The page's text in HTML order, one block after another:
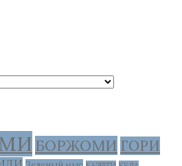
БОРЖОМИ ГОРИ